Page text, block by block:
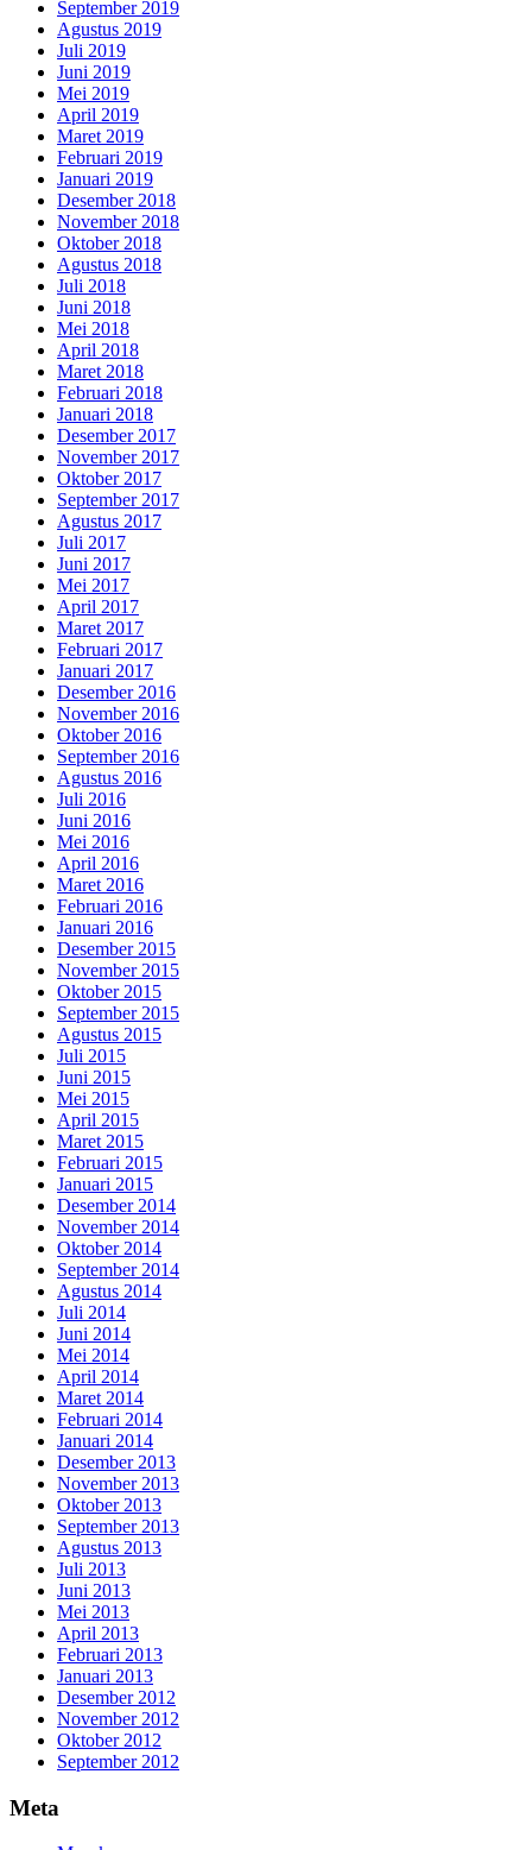
September 2019
Agustus 2019
Juli 2019
Juni 2019
Mei 2019
April 2019
Maret 2019
Februari 2019
Januari 2019
Desember 2018
November 2018
Oktober 2018
Agustus 2018
Juli 2018
Juni 2018
Mei 2018
April 2018
Maret 2018
Februari 2018
Januari 2018
Desember 2017
November 2017
Oktober 2017
September 2017
Agustus 2017
Juli 2017
Juni 2017
Mei 2017
April 2017
Maret 2017
Februari 2017
Januari 2017
Desember 2016
November 2016
Oktober 2016
September 2016
Agustus 2016
Juli 2016
Juni 2016
Mei 2016
April 2016
Maret 2016
Februari 2016
Januari 2016
Desember 2015
November 2015
Oktober 2015
September 2015
Agustus 2015
Juli 2015
Juni 2015
Mei 2015
April 2015
Maret 2015
Februari 2015
Januari 2015
Desember 2014
November 2014
Oktober 2014
September 2014
Agustus 2014
Juli 2014
Juni 2014
Mei 2014
April 2014
Maret 2014
Februari 2014
Januari 2014
Desember 2013
November 2013
Oktober 2013
September 2013
Agustus 2013
Juli 2013
Juni 2013
Mei 2013
April 2013
Februari 2013
Januari 2013
Desember 2012
November 2012
Oktober 2012
September 2012
Meta